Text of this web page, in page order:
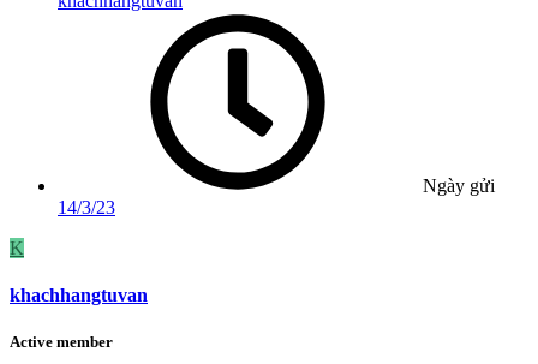
Ngày gửi
14/3/23
K
khachhangtuvan
Active member